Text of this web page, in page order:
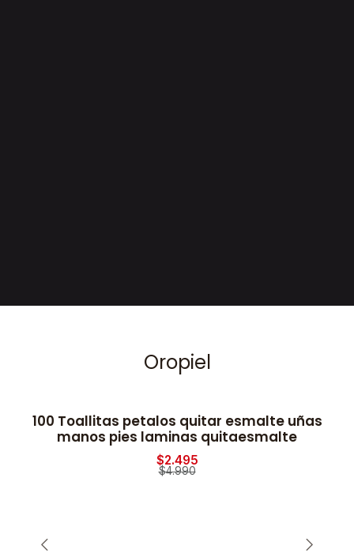
Oropiel
-50% OFF
100 Toallitas petalos quitar esmalte uñas
manos pies laminas quitaesmalte
$2.495
$4.990